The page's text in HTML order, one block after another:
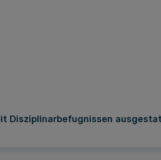
Disziplinarbefugnissen